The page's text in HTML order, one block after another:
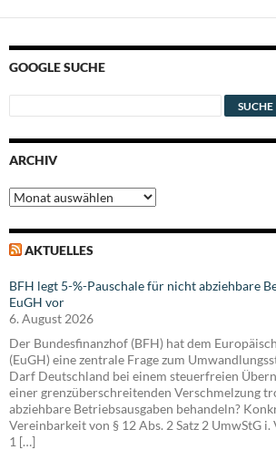
GOOGLE SUCHE
ARCHIV
Archiv
AKTUELLES
BFH legt 5-%-Pauschale für nicht abziehbare
EuGH vor
6. August 2026
Der Bundesfinanzhof (BFH) hat dem
(EuGH) eine zentrale Frage zum
Darf Deutschland bei einem steuerfreien
einer grenzüberschreitenden Verschmelzung
abziehbare Betriebsausgaben behandeln?
Vereinbarkeit von § 12 Abs. 2 Satz 2 UmwStG i.
1 […]